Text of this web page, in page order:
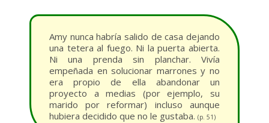
Amy nunca habría salido de casa dejando
una tetera al fuego. Ni la puerta abierta.
Ni una prenda sin planchar. Vivía
empeñada en solucionar marrones y no
era propio de ella abandonar un
proyecto a medias (por ejemplo, su
marido por reformar) incluso aunque
hubiera decidido que no le gustaba. (p. 51)